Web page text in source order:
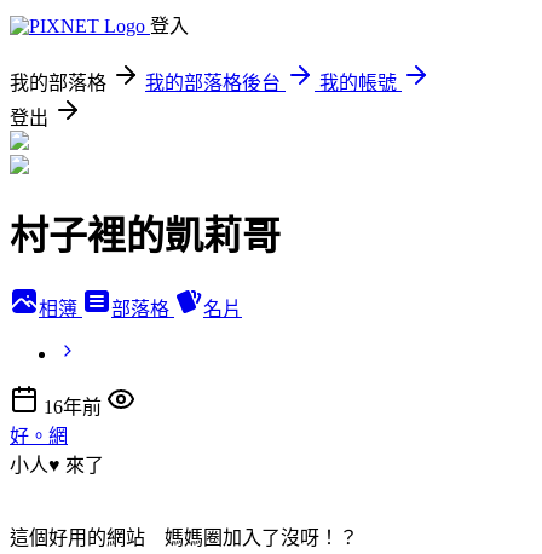
登入
我的部落格 我的部落格後台
我的帳號
登出
村子裡的凱莉哥
相簿 部落格 名片
16年前
好。網
小人♥ 來了
這個好用的網站 媽媽圈加入了沒呀！？